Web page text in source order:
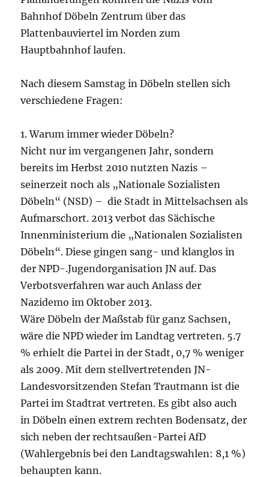
Bahnhof Döbeln Zentrum über das
Plattenbauviertel im Norden zum
Hauptbahnhof laufen.
Nach diesem Samstag in Döbeln stellen sich
verschiedene Fragen:
1. Warum immer wieder Döbeln?
Nicht nur im vergangenen Jahr, sondern
bereits im Herbst 2010 nutzten Nazis –
seinerzeit noch als „Nationale Sozialisten
Döbeln“ (NSD) – die Stadt in Mittelsachsen als
Aufmarschort. 2013 verbot das Sächische
Innenministerium die „Nationalen Sozialisten
Döbeln“. Diese gingen sang- und klanglos in
der NPD-.Jugendorganisation JN auf. Das
Verbotsverfahren war auch Anlass der
Nazidemo im Oktober 2013.
Wäre Döbeln der Maßstab für ganz Sachsen,
wäre die NPD wieder im Landtag vertreten. 5.7
% erhielt die Partei in der Stadt, 0,7 % weniger
als 2009. Mit dem stellvertretenden JN-
Landesvorsitzenden Stefan Trautmann ist die
Partei im Stadtrat vertreten. Es gibt also auch
in Döbeln einen extrem rechten Bodensatz, der
sich neben der rechtsaußen-Partei AfD
(Wahlergebnis bei den Landtagswahlen: 8,1 %)
behaupten kann.